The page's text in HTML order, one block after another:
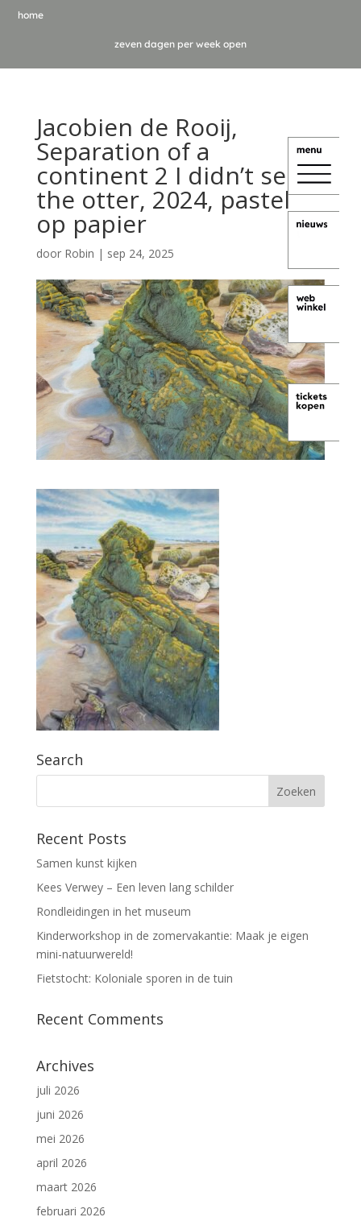
home
zeven dagen per week open
Jacobien de Rooij,
Separation of a
continent 2 I didn’t see
the otter, 2024, pastel
op papier
door Robin | sep 24, 2025
Search
Recent Posts
Samen kunst kijken
Kees Verwey – Een leven lang schilder
Rondleidingen in het museum
Kinderworkshop in de zomervakantie: Maak je eigen
mini-natuurwereld!
Fietstocht: Koloniale sporen in de tuin
Recent Comments
Archives
juli 2026
juni 2026
mei 2026
april 2026
maart 2026
februari 2026